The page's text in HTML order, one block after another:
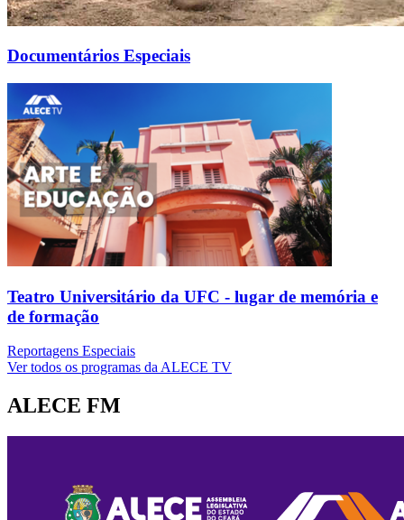
Documentários Especiais
Teatro Universitário da UFC - lugar de memória e
de formação
Reportagens Especiais
Ver todos os programas da ALECE TV
ALECE FM